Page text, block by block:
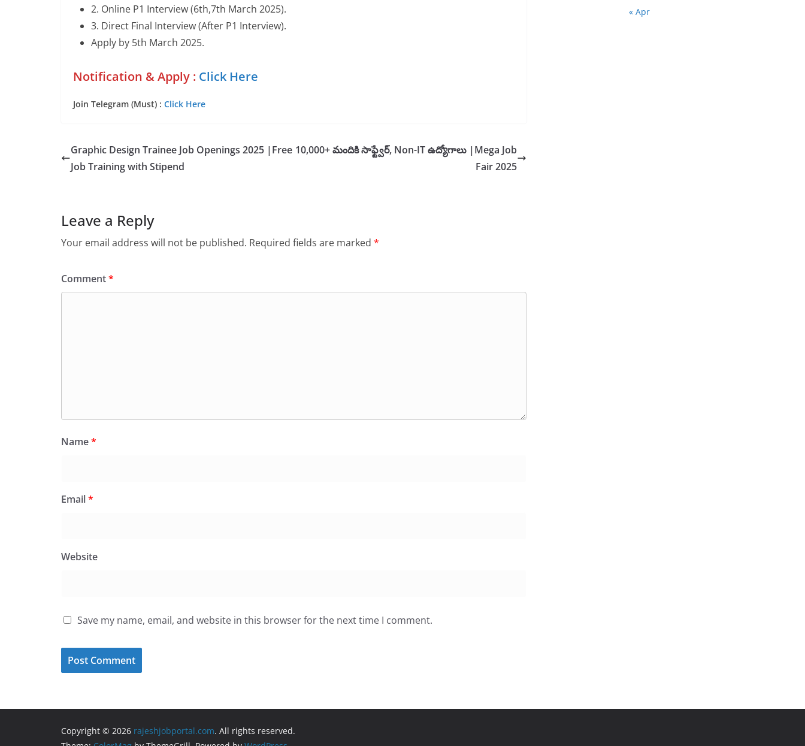
2. Online P1 Interview (6th,7th March 2025).
3. Direct Final Interview (After P1 Interview).
Apply by 5th March 2025.
Notification & Apply : Click Here
Join Telegram (Must) : Click Here
Graphic Design Trainee Job Openings 2025 |Free
Job Training with Stipend
10,000+ మందికి సాఫ్ట్వేర్, Non-IT ఉద్యోగాలు |Mega Job
Fair 2025
Leave a Reply
Your email address will not be published. Required fields are marked *
Comment*
Name*
Email*
Website
Save my name, email, and website in this browser for the next time I comment.
« Apr
Copyright © 2026 rajeshjobportal.com. All rights reserved.